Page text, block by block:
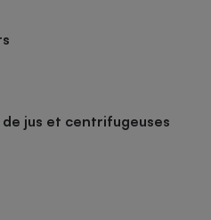
jus et centrifugeuses